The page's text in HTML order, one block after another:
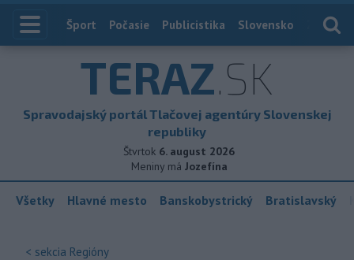
Index
Šport Počasie Publicistika Slovensko
TERAZ.SK
Spravodajský portál Tlačovej agentúry Slovenskej
republiky
Štvrtok 6. august 2026
Meniny má Jozefína
Všetky Hlavné mesto Banskobystrický Bratislavský
< sekcia Regióny